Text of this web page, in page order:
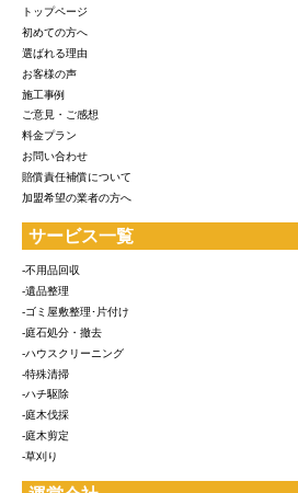
トップページ
初めての方へ
選ばれる理由
お客様の声
施工事例
ご意見・ご感想
料金プラン
お問い合わせ
賠償責任補償について
加盟希望の業者の方へ
サービス一覧
-不用品回収
-遺品整理
-ゴミ屋敷整理･片付け
-庭石処分・撤去
-ハウスクリーニング
-特殊清掃
-ハチ駆除
-庭木伐採
-庭木剪定
-草刈り